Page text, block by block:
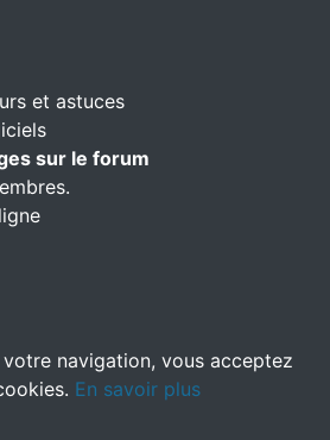
et astuces
sur le forum
navigation, vous acceptez
En savoir plus